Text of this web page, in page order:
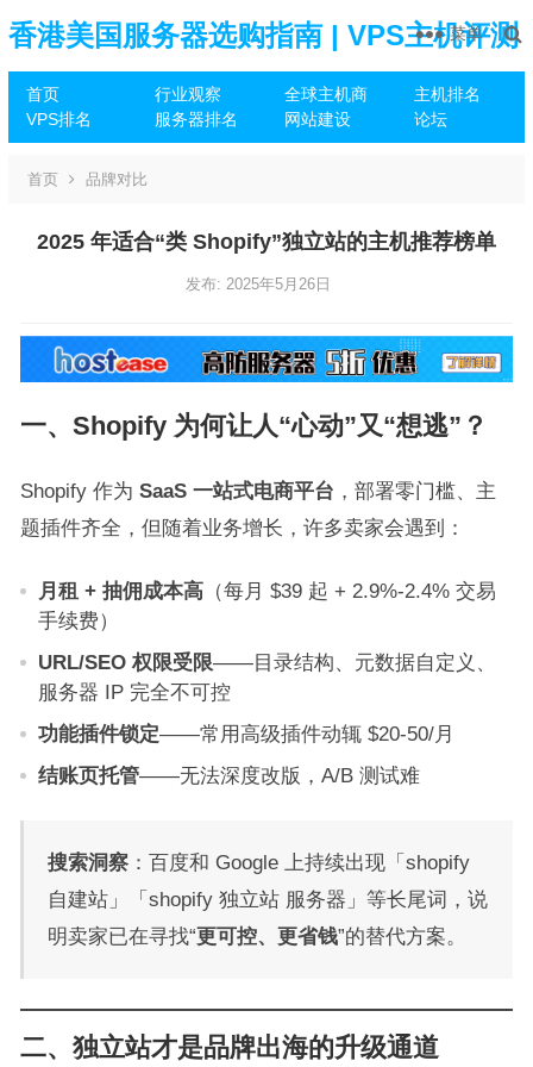
香港美国服务器选购指南 | VPS主机评测
推荐
首页 行业观察 全球主机商
主机排名
VPS排名
服务器排名 网站建设 论坛
菜单
首页 品牌对比
2025 年适合“类 Shopify”独立站的主机推荐榜单
发布: 2025年5月26日
一、Shopify 为何让人“心动”又“想逃”？
Shopify 作为 SaaS 一站式电商平台 ，部署零门槛、主
题插件齐全，但随着业务增长，许多卖家会遇到：
月租 + 抽佣成本高（每月 $39 起 + 2.9%-2.4% 交易
手续费）
URL/SEO 权限受限——目录结构、元数据自定义、
服务器 IP 完全不可控
功能插件锁定——常用高级插件动辄 $20-50/月
结账页托管——无法深度改版，A/B 测试难
搜索洞察：百度和 Google 上持续出现「shopify
自建站」「shopify 独立站 服务器」等长尾词，说
明卖家已在寻找“更可控、更省钱”的替代方案。
二、独立站才是品牌出海的升级通道